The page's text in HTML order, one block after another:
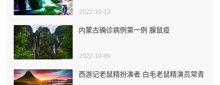
2022-10-12
内蒙古确诊病例第一例 腺鼠疫
2022-10-09
西游记老鼠精扮演者 白毛老鼠精演员常青